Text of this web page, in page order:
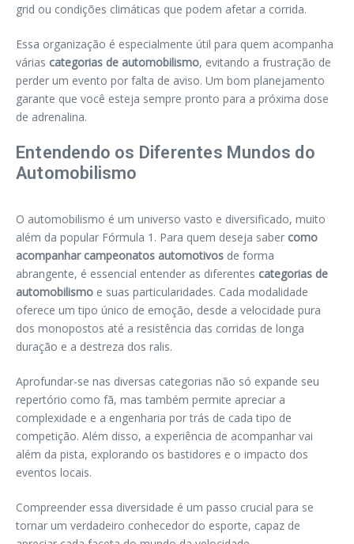
grid ou condições climáticas que podem afetar a corrida.
Essa organização é especialmente útil para quem acompanha
várias categorias de automobilismo, evitando a frustração de
perder um evento por falta de aviso. Um bom planejamento
garante que você esteja sempre pronto para a próxima dose
de adrenalina.
Entendendo os Diferentes Mundos do
Automobilismo
O automobilismo é um universo vasto e diversificado, muito
além da popular Fórmula 1. Para quem deseja saber como
acompanhar campeonatos automotivos de forma
abrangente, é essencial entender as diferentes categorias de
automobilismo e suas particularidades. Cada modalidade
oferece um tipo único de emoção, desde a velocidade pura
dos monopostos até a resistência das corridas de longa
duração e a destreza dos ralis.
Aprofundar-se nas diversas categorias não só expande seu
repertório como fã, mas também permite apreciar a
complexidade e a engenharia por trás de cada tipo de
competição. Além disso, a experiência de acompanhar vai
além da pista, explorando os bastidores e o impacto dos
eventos locais.
Compreender essa diversidade é um passo crucial para se
tornar um verdadeiro conhecedor do esporte, capaz de